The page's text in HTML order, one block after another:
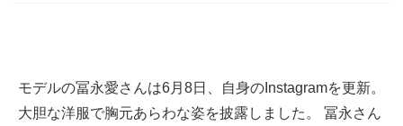
モデルの冨永愛さんは6月8日、自身のInstagramを更新。
大胆な洋服で胸元あらわな姿を披露しました。 冨永さん